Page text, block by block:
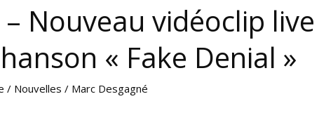
– Nouveau vidéoclip live
« Fake Denial »
/ Nouvelles / Marc Desgagné